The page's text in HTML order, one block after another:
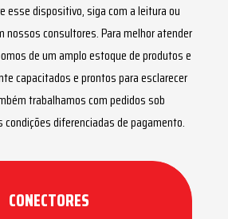
esse dispositivo, siga com a leitura ou
nossos consultores. Para melhor atender
de um amplo estoque de produtos e
capacitados e prontos para esclarecer
trabalhamos com pedidos sob
diferenciadas de pagamento.
CONECTORES